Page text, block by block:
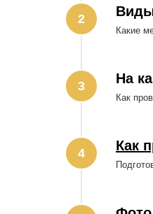
Какие
На
Как
Как